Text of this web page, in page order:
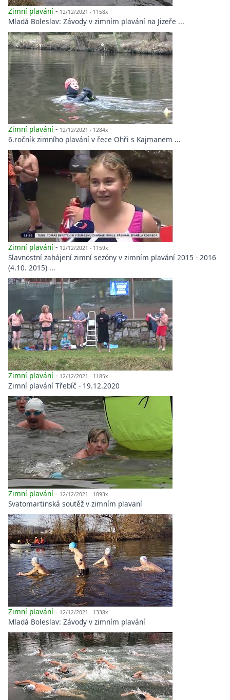
Zimní plavání - 12/12/2021 - 1158x
Mladá Boleslav: Závody v zimním plavání na Jizeře ...
Zimní plavání - 12/12/2021 - 1284x
6.ročník zimního plavání v řece Ohři s Kajmanem ...
Zimní plavání - 12/12/2021 - 1159x
Slavnostní zahájení zimní sezóny v zimním plavání 2015 - 2016
(4.10. 2015) ...
Zimní plavání - 12/12/2021 - 1185x
Zimní plavání Třebíč - 19.12.2020
Zimní plavání - 12/12/2021 - 1093x
Svatomartinská soutěž v zimním plavaní
Zimní plavání - 12/12/2021 - 1338x
Mladá Boleslav: Závody v zimním plavání